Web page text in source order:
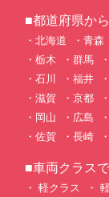
■都道府県か
北海道 青森
栃木
群馬
石川
福井
滋賀
京都
岡山
広島
佐賀
長崎
■車両クラス
軽クラス